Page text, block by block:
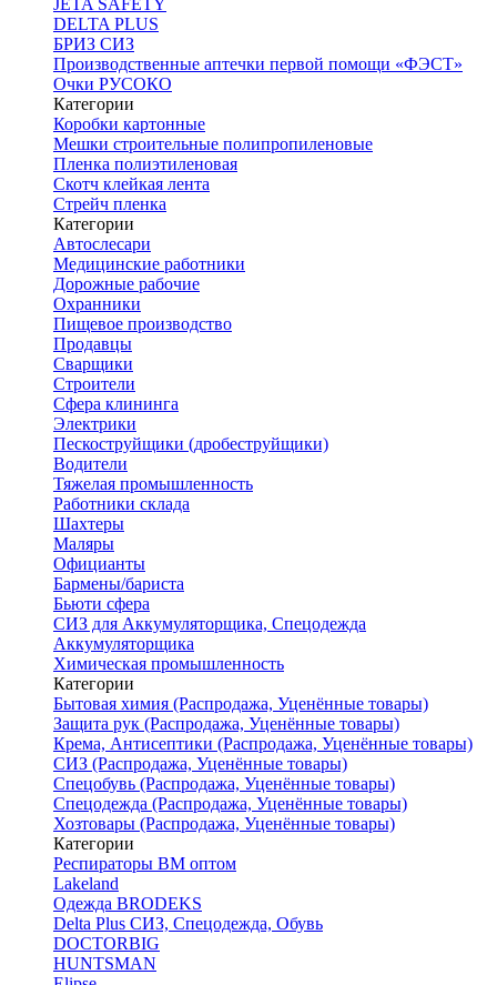
JETA SAFETY
DELTA PLUS
БРИЗ СИЗ
Производственные аптечки первой помощи «ФЭСТ»
Очки РУСОКО
Категории
Коробки картонные
Мешки строительные полипропиленовые
Пленка полиэтиленовая
Скотч клейкая лента
Стрейч пленка
Категории
Автослесари
Медицинские работники
Дорожные рабочие
Охранники
Пищевое производство
Продавцы
Сварщики
Строители
Сфера клининга
Электрики
Пескоструйщики (дробеструйщики)
Водители
Тяжелая промышленность
Работники склада
Шахтеры
Маляры
Официанты
Бармены/бариста
Бьюти сфера
СИЗ для Аккумуляторщика, Спецодежда
Аккумуляторщика
Химическая промышленность
Категории
Бытовая химия (Распродажа, Уценённые товары)
Защита рук (Распродажа, Уценённые товары)
Крема, Антисептики (Распродажа, Уценённые товары)
СИЗ (Распродажа, Уценённые товары)
Спецобувь (Распродажа, Уценённые товары)
Спецодежда (Распродажа, Уценённые товары)
Хозтовары (Распродажа, Уценённые товары)
Категории
Респираторы ВМ оптом
Lakeland
Одежда BRODEKS
Delta Plus СИЗ, Спецодежда, Обувь
DOCTORBIG
HUNTSMAN